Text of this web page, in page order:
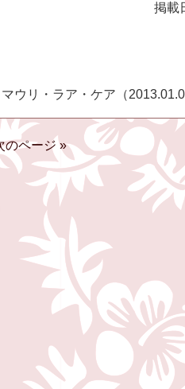
掲載
ウリ・ラア・ケア（
のページ »